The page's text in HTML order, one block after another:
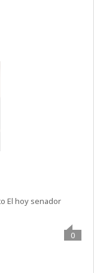
El hoy senador
0